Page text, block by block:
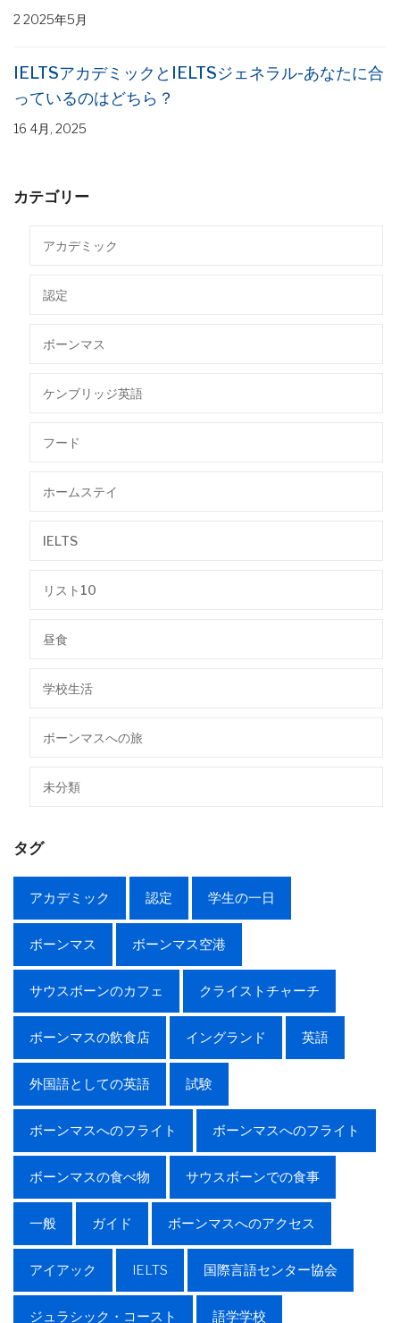
2 2025年5月
IELTSアカデミックとIELTSジェネラル-あなたに合
っているのはどちら？
16 4月, 2025
カテゴリー
アカデミック
認定
ボーンマス
ケンブリッジ英語
フード
ホームステイ
IELTS
リスト10
昼食
学校生活
ボーンマスへの旅
未分類
タグ
アカデミック 認定 学生の一日
ボーンマス ボーンマス空港
サウスボーンのカフェ クライストチャーチ
ボーンマスの飲食店 イングランド 英語
外国語としての英語 試験
ボーンマスへのフライト ボーンマスへのフライト
ボーンマスの食べ物 サウスボーンでの食事
一般 ガイド ボーンマスへのアクセス
アイアック IELTS 国際言語センター協会
ジュラシック・コースト 語学学校